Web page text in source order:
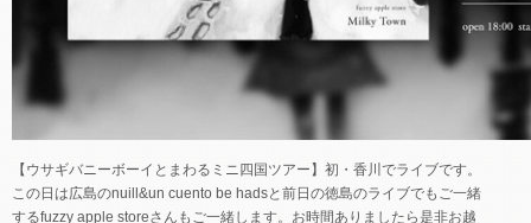
【ウサギバニーボーイとまわるミニ四国ツアー】初・香川でライブです。
この日は広島のnuill&un cuento be hadsと前日の徳島のライブでもご一緒
するfuzzy apple storeさんもご一緒します。お時間ありましたら是非お越